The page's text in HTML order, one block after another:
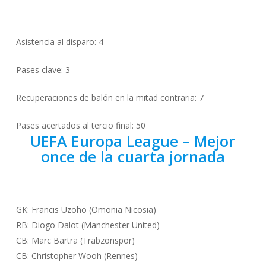
Asistencia al disparo: 4
Pases clave: 3
Recuperaciones de balón en la mitad contraria: 7
Pases acertados al tercio final: 50
UEFA Europa League – Mejor
once de la cuarta jornada
GK: Francis Uzoho (Omonia Nicosia)
RB: Diogo Dalot (Manchester United)
CB: Marc Bartra (Trabzonspor)
CB: Christopher Wooh (Rennes)